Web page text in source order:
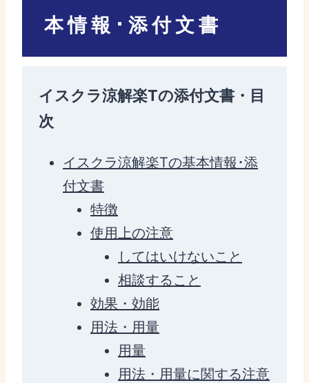
本情報･添付文書
イスクラ涼解楽Tの添付文書・目
次
イスクラ涼解楽Tの基本情報･添
付文書
特徴
使用上の注意
してはいけないこと
相談すること
効果・効能
用法・用量
用量
用法・用量に関する注意